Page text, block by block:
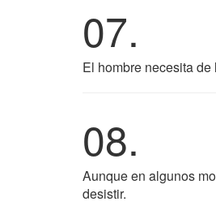
07.
El hombre necesita
08.
Aunque en algunos
desistir.